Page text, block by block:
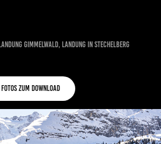
Gimmelwald, Landung in Stechelberg
Fotos zum Download